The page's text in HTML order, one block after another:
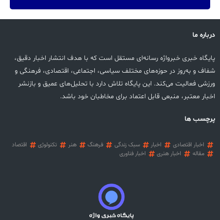
درباره ما
پایگاه خبری خبرواژه رسانه‌ای مستقل است که با هدف انتشار اخبار دقیق،
شفاف و به‌روز در حوزه‌های مختلف سیاسی، اجتماعی، اقتصادی، فرهنگی و
ورزشی فعالیت می‌کند. این پایگاه تلاش دارد با تحلیل‌های عمیق و بازنشر
اخبار معتبر، منبعی قابل اعتماد برای مخاطبان خود باشد.
پرچسب ها
اخبار اقتصادی اخبار سبک زندگی فرهنگ هنر تکنولوژی
اقتصاد
مقاله
اخبار هنری اخبار فناوری